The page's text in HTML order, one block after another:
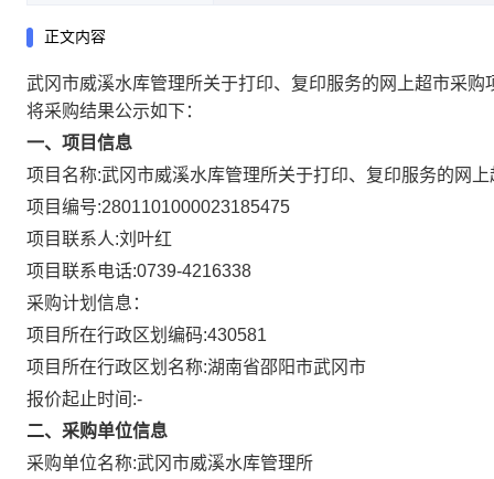
正文内容
武冈市威溪水库管理所关于打印、复印服务的网上超市采购
将采购结果公示如下：
一、项目信息
项目名称:武冈市威溪水库管理所关于打印、复印服务的网
项目编号:2801101000023185475
项目联系人:刘叶红
项目联系电话:0739-4216338
采购计划信息：
项目所在行政区划编码:430581
项目所在行政区划名称:湖南省邵阳市武冈市
报价起止时间:-
二、采购单位信息
采购单位名称:武冈市威溪水库管理所